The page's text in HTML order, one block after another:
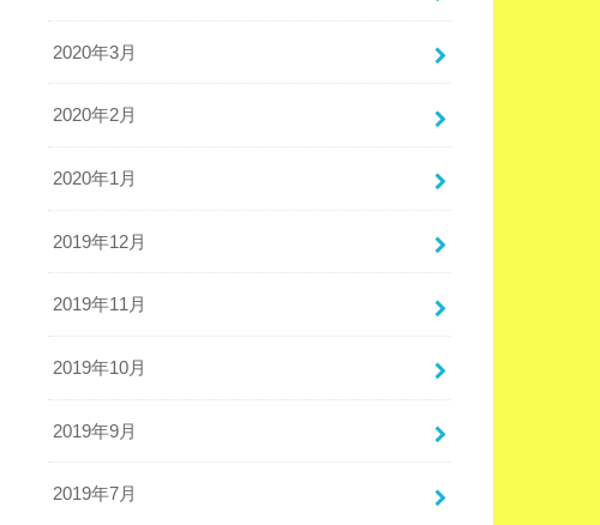
2020年3月
2020年2月
2020年1月
2019年12月
2019年11月
2019年10月
2019年9月
2019年7月